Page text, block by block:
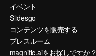
イベント
Slidesgo
コンテンツを販売する
プレスルーム
magnific.aiをお探しですか？